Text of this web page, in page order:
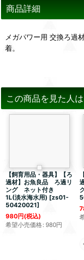
商品詳細
メガパワー用 交換ろ過
着。
この商品を見た人
【飼育用品・器具】【ろ
過材】お魚良品 ろ過リ
ング ネット付き
1L(淡水海水用) [zs01-
50420021]
980円(税込)
希望小売価格: 980円